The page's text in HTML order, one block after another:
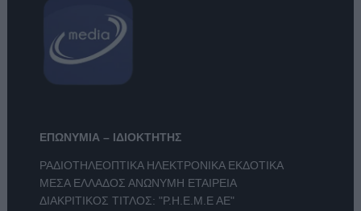
ΕΠΩΝΥΜΙΑ – ΙΔΙΟΚΤΗΤΗΣ
ΡΑΔΙΟΤΗΛΕΟΠΤΙΚΑ ΗΛΕΚΤΡΟΝΙΚΑ ΕΚΔΟΤΙΚΑ
ΜΕΣΑ ΕΛΛΑΔΟΣ ΑΝΩΝΥΜΗ ΕΤΑΙΡΕΙΑ
ΔΙΑΚΡΙΤΙΚΟΣ ΤΙΤΛΟΣ: "Ρ.Η.Ε.Μ.Ε ΑΕ"